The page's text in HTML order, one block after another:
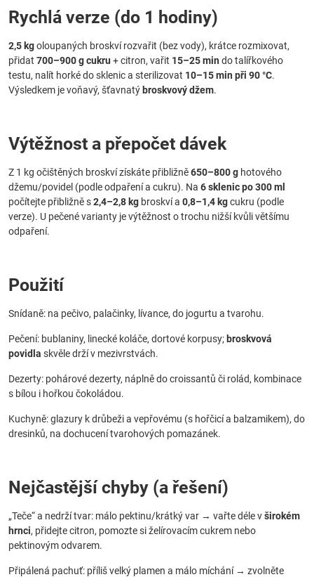
Rychlá verze (do 1 hodiny)
2,5 kgoloupaných broskví rozvařit (bez vody), krátce rozmixovat,
přidat 700–900 g cukru + citron, vařit 15–25 min do talířkového
testu, nalít horké do sklenic a sterilizovat 10–15 min při 90 °C.
Výsledkem je voňavý, šťavnatý broskvový džem.
Výtěžnost a přepočet dávek
Z 1 kg očištěných broskví získáte přibližně650–800 g hotového
džemu/povidel (podle odpaření a cukru). Na 6 sklenic po 300 ml
počítejte přibližně s2,4–2,8 kg broskví a 0,8–1,4 kgcukru (podle
verze). U pečené varianty je výtěžnost o trochu nižší kvůli většímu
odpaření.
Použití
Snídaně: na pečivo, palačinky, lívance, do jogurtu a tvarohu.
Pečení: bublaniny, linecké koláče, dortové korpusy; broskvová
povidla skvěle drží v mezivrstvách.
Dezerty: pohárové dezerty, náplně do croissantů či rolád, kombinace
s bílou i hořkou čokoládou.
Kuchyně: glazury k drůbeži a vepřovému (s hořčicí a balzamikem), do
dresinků, na dochucení tvarohových pomazánek.
Nejčastější chyby (a řešení)
„Teče“ a nedrží tvar: málo pektinu/krátký var → vařte déle vširokém
hrnci, přidejte citron, pomozte si želírovacím cukrem nebo
pektinovým odvarem.
Připálená pachuť: příliš velký plamen a málo míchání → zvolněte